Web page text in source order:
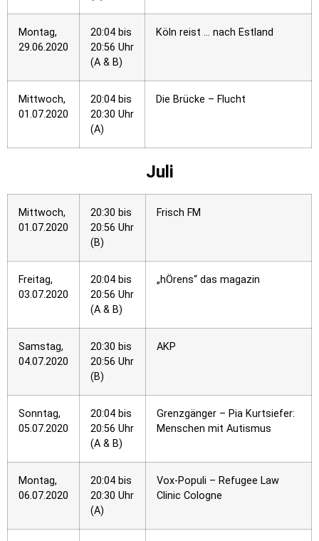
Montag,
29.06.2020
20:04 bis
20:56 Uhr
(A & B)
Köln reist … nach Estland
Mittwoch,
01.07.2020
20:04 bis
20:30 Uhr
(A)
Die Brücke – Flucht
Juli
Mittwoch,
01.07.2020
20:30 bis
20:56 Uhr
(B)
Frisch FM
Freitag,
03.07.2020
20:04 bis
20:56 Uhr
(A & B)
„hÖrens“ das magazin
Samstag,
04.07.2020
20:30 bis
20:56 Uhr
(B)
AKP
Sonntag,
05.07.2020
20:04 bis
20:56 Uhr
(A & B)
Grenzgänger – Pia Kurtsiefer:
Menschen mit Autismus
Montag,
06.07.2020
20:04 bis
20:30 Uhr
(A)
Vox-Populi – Refugee Law
Clinic Cologne